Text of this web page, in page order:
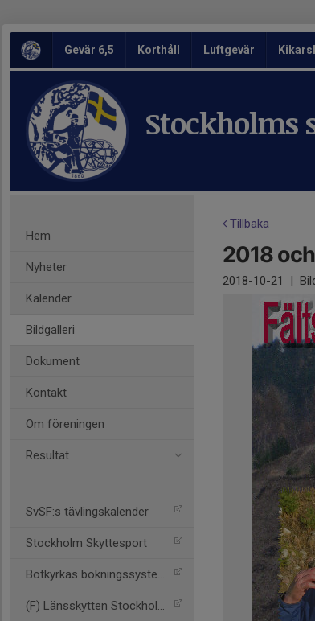
Gevär 6,5 Korthåll Luftgevär
Stockholms
Hem
Nyheter
Kalender
Bildgalleri
Dokument
Kontakt
Om föreningen
Resultat
SvSF:s tävlingskalender
Stockholm Skyttesport
Botkyrkas bokningssystem
(F) Länsskytten Stockholm
Tillbaka
2018
2018-10-21 |